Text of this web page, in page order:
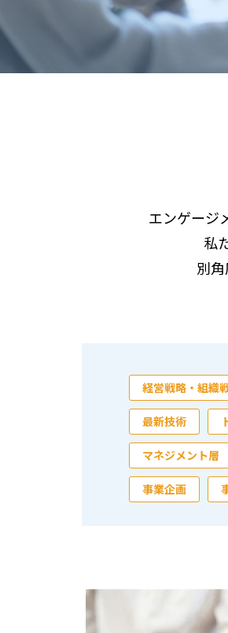
エンゲージ
私
別
経営戦略・組織
最新技術
マネジメント層
事業企画